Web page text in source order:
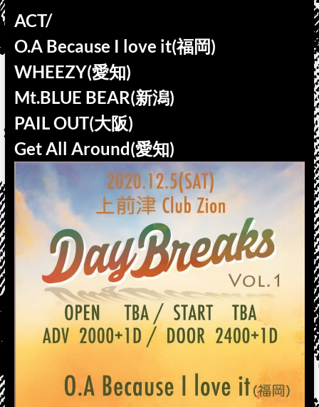
ACT/
O.A Because I love it(福岡)
WHEEZY(愛知)
Mt.BLUE BEAR(新潟)
PAIL OUT(大阪)
Get All Around(愛知)